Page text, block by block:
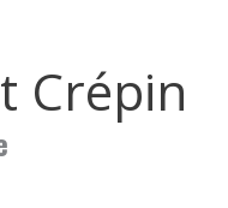
Crépin